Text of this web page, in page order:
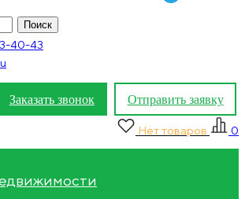
40-43
Заказать звонок Отправить заявку
Нет товаров 0